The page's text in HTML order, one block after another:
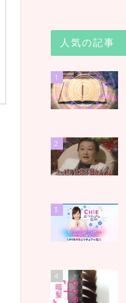
人気の記事
1
2
3
4